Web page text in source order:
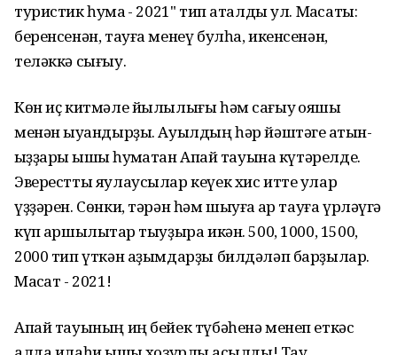
туристик һуҡмаҡ - 2021" тип аталды ул. Маҡсаты:
беренсенән, тауға менеү булһа, икенсенән,
теләккә сығыу.
Көн иҫ китмәле йылылығы һәм сағыу ҡояшы
менән ҡыуандырҙы. Ауылдың һәр йәштәге ҡатын-
ҡыҙҙары ҡышҡы һуҡмаҡтан Апай тауына күтәрелде.
Эверестты яулаусылар кеүек хис итте улар
үҙҙәрен. Сөнки, тәрән һәм шыуғаҡ ҡар тауға үрләүгә
күп ҡаршылыҡтар тыуҙыра икән. 500, 1000, 1500,
2000 тип үткән аҙымдарҙы билдәләп барҙылар.
Маҡсат - 2021!
Апай тауының иң бейек түбәһенә менеп еткәс